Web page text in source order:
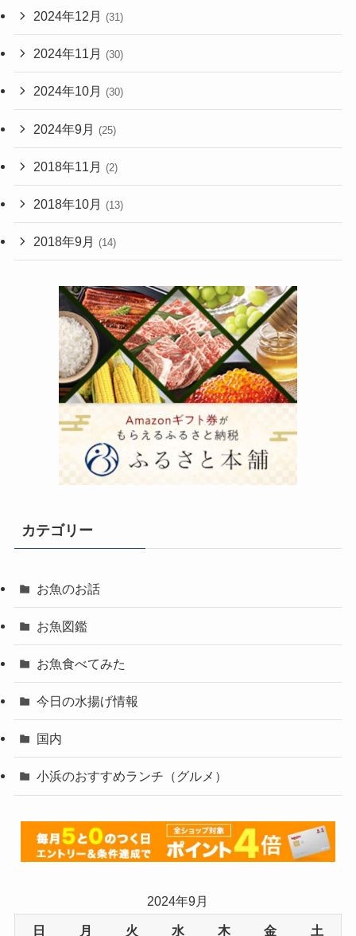
2024年12月 (31)
2024年11月 (30)
2024年10月 (30)
2024年9月 (25)
2018年11月 (2)
2018年10月 (13)
2018年9月 (14)
カテゴリー
お魚のお話
お魚図鑑
お魚食べてみた
今日の水揚げ情報
国内
小浜のおすすめランチ（グルメ）
2024年9月
日 月 火 水 木 金 土